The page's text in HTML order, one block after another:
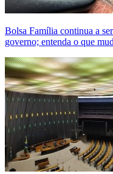
Bolsa Família continua a
governo; entenda o que